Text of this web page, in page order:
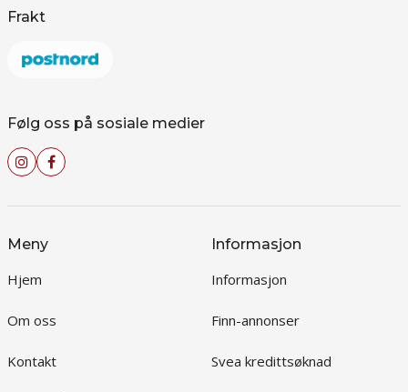
Frakt
Følg oss på sosiale medier
Meny
Hjem
Om oss
Kontakt
Informasjon
Informasjon
Finn-annonser
Svea kredittsøknad